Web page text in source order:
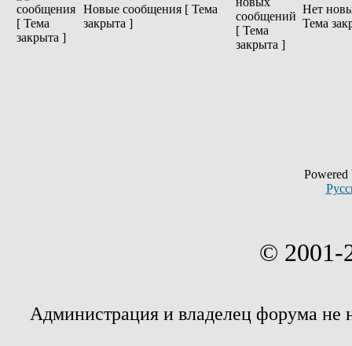
Новые сообщения [ Тема
закрыта ]
Нет
Тема
© 2001-
Администрация и владелец форума не